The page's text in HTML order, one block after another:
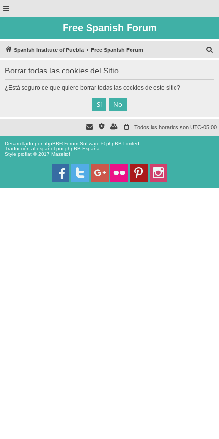
Free Spanish Forum
Spanish Institute of Puebla Free Spanish Forum
Borrar todas las cookies del Sitio
¿Está seguro de que quiere borrar todas las cookies de este sitio?
Todos los horarios son UTC-05:00
Desarrollado porphpBB® Forum Software © phpBB Limited
Traducción al español porphpBB España
Style proflat © 2017 Mazeltof